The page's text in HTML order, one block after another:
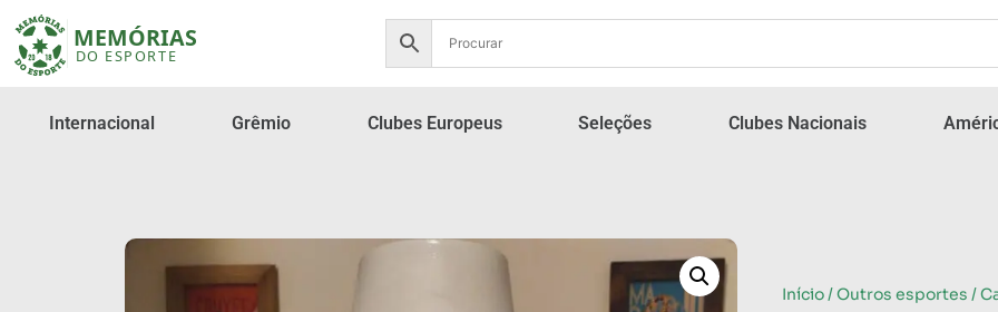
Internacional Grêmio Clubes Europeus Seleções Clubes Nacionais
Início/Outros esportes /